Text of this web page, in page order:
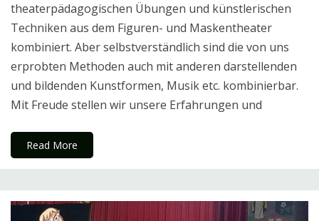
theaterpädagogischen Übungen und künstlerischen
Techniken aus dem Figuren- und Maskentheater
kombiniert. Aber selbstverständlich sind die von uns
erprobten Methoden auch mit anderen darstellenden
und bildenden Kunstformen, Musik etc. kombinierbar.
Mit Freude stellen wir unsere Erfahrungen und
Read More